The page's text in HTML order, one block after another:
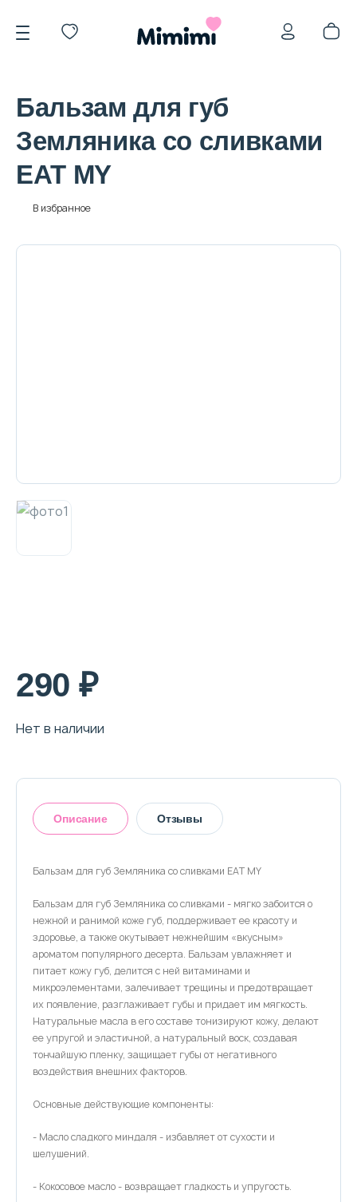
*OVERSTOCK -30%
Наборы
Контактная информация
Телефон Whats’APP Telegram
Бальзам для губ
Земляника со сливками
EAT MY
В избранное
290 ₽
Нет в наличии
Описание Отзывы
Бальзам для губ Земляника со сливками EAT MY
Бальзам для губ Земляника со сливками - мягко забоится о
нежной и ранимой коже губ, поддерживает ее красоту и
здоровье, а также окутывает нежнейшим «вкусным»
ароматом популярного десерта. Бальзам увлажняет и
питает кожу губ, делится с ней витаминами и
микроэлементами, залечивает трещины и предотвращает
их появление, разглаживает губы и придает им мягкость.
Натуральные масла в его составе тонизируют кожу, делают
ее упругой и эластичной, а натуральный воск, создавая
тончайшую пленку, защищает губы от негативного
воздействия внешних факторов.
Основные действующие компоненты:
- Масло сладкого миндаля - избавляет от сухости и
шелушений.
- Кокосовое масло - возвращает гладкость и упругость.
Оставить отзыв